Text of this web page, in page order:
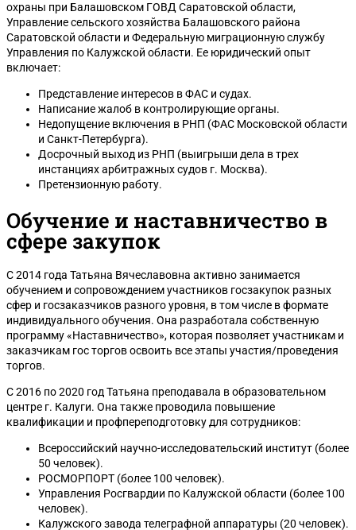
охраны при Балашовском ГОВД Саратовской области,
Управление сельского хозяйства Балашовского района
Саратовской области и Федеральную миграционную службу
Управления по Калужской области. Ее юридический опыт
включает:
Представление интересов в ФАС и судах.
Написание жалоб в контролирующие органы.
Недопущение включения в РНП (ФАС Московской области
и Санкт-Петербурга).
Досрочный выход из РНП (выигрыши дела в трех
инстанциях арбитражных судов г. Москва).
Претензионную работу.
Обучение и наставничество в
сфере закупок
С 2014 года Татьяна Вячеславовна активно занимается
обучением и сопровождением участников госзакупок разных
сфер и госзаказчиков разного уровня, в том числе в формате
индивидуального обучения. Она разработала собственную
программу «Наставничество», которая позволяет участникам и
заказчикам гос торгов освоить все этапы участия/проведения
торгов.
С 2016 по 2020 год Татьяна преподавала в образовательном
центре г. Калуги. Она также проводила повышение
квалификации и профпереподготовку для сотрудников:
Всероссийский научно-исследовательский институт (более
50 человек).
РОСМОРПОРТ (более 100 человек).
Управления Росгвардии по Калужской области (более 100
человек).
Калужского завода телеграфной аппаратуры (20 человек).